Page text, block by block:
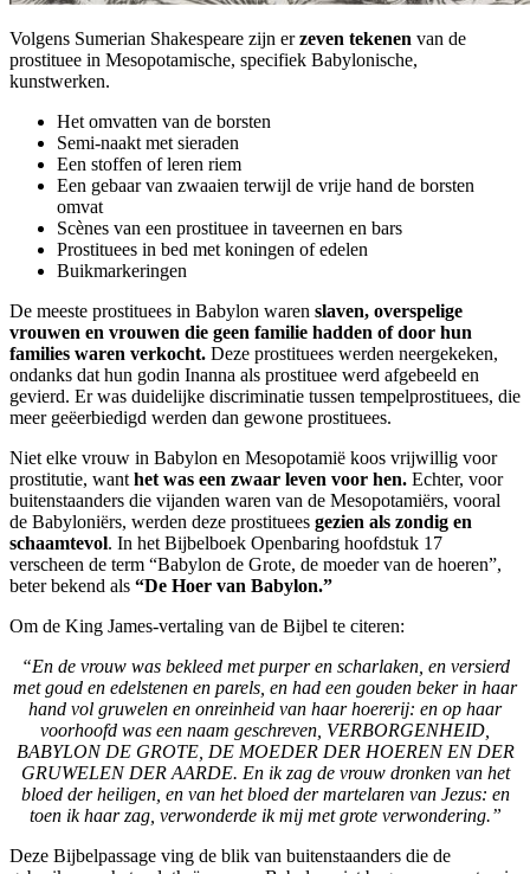
Volgens Sumerian Shakespeare zijn erzeven tekenen van de
prostituee in Mesopotamische, specifiek Babylonische,
kunstwerken.
Het omvatten van de borsten
Semi-naakt met sieraden
Een stoffen of leren riem
Een gebaar van zwaaien terwijl de vrije hand de borsten
omvat
Scènes van een prostituee in taveernen en bars
Prostituees in bed met koningen of edelen
Buikmarkeringen
De meeste prostituees in Babylon waren slaven, overspelige
vrouwen en vrouwen die geen familie hadden of door hun
families waren verkocht. Deze prostituees werden neergekeken,
ondanks dat hun godin Inanna als prostituee werd afgebeeld en
gevierd. Er was duidelijke discriminatie tussen tempelprostituees, die
meer geëerbiedigd werden dan gewone prostituees.
Niet elke vrouw in Babylon en Mesopotamië koos vrijwillig voor
prostitutie, want het was een zwaar leven voor hen. Echter, voor
buitenstaanders die vijanden waren van de Mesopotamiërs, vooral
de Babyloniërs, werden deze prostituees gezien als zondig en
schaamtevol. In het Bijbelboek Openbaring hoofdstuk 17
verscheen de term “Babylon de Grote, de moeder van de hoeren”,
beter bekend als “De Hoer van Babylon.”
Om de King James-vertaling van de Bijbel te citeren:
“En de vrouw was bekleed met purper en scharlaken, en versierd
met goud en edelstenen en parels, en had een gouden beker in haar
hand vol gruwelen en onreinheid van haar hoererij: en op haar
voorhoofd was een naam geschreven, VERBORGENHEID,
BABYLON DE GROTE, DE MOEDER DER HOEREN EN DER
GRUWELEN DER AARDE. En ik zag de vrouw dronken van het
bloed der heiligen, en van het bloed der martelaren van Jezus: en
toen ik haar zag, verwonderde ik mij met grote verwondering.”
Deze Bijbelpassage ving de blik van buitenstaanders die de